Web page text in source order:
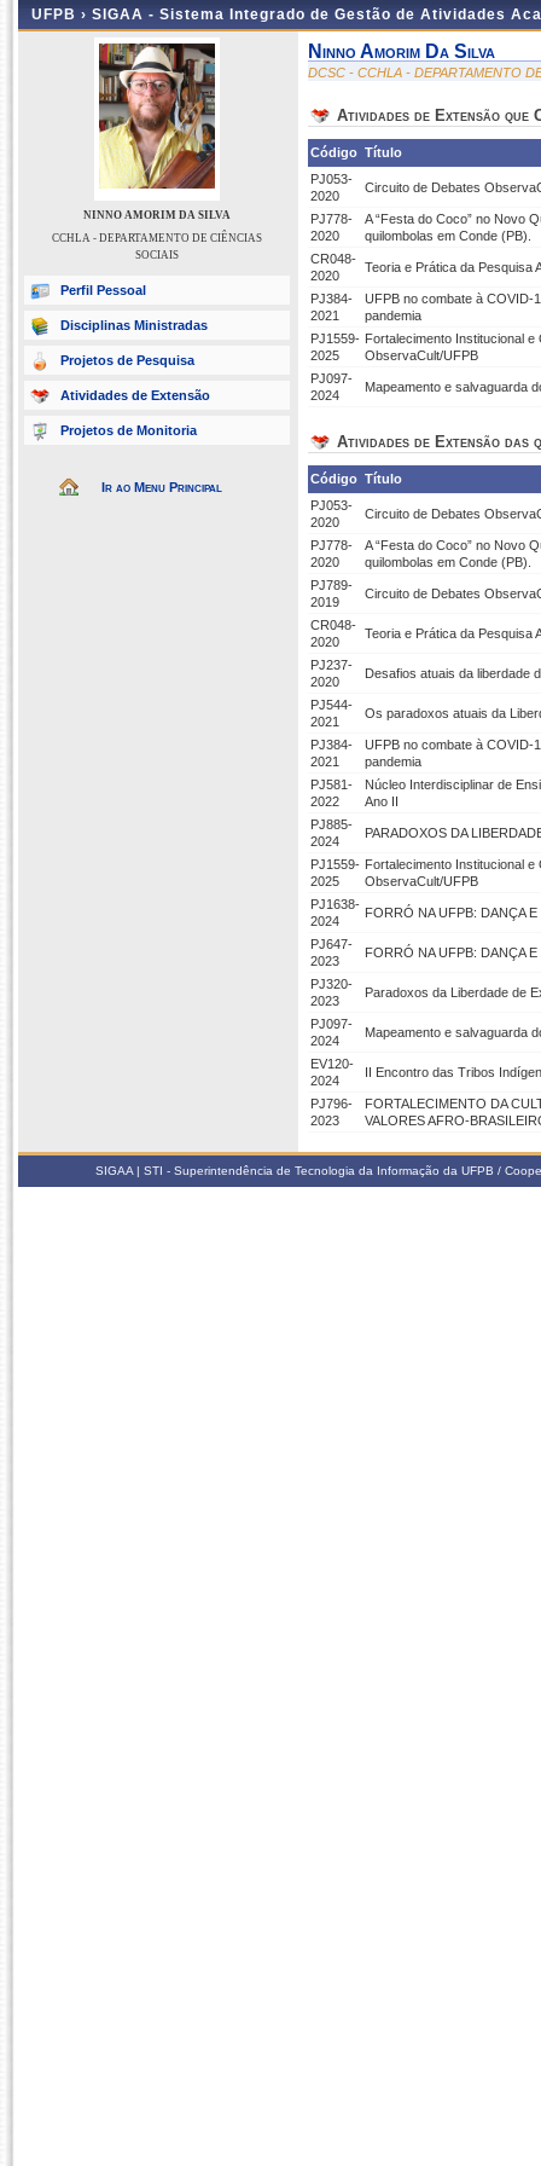
UFPB › SIGAA - Sistema Integrado de Gestão de Atividades
NINNO AMORIM DA SILVA
CCHLA - DEPARTAMENTO DE CIÊNCIAS
SOCIAIS
Perfil Pessoal
Disciplinas Ministradas
Projetos de Pesquisa
Atividades de Extensão
Projetos de Monitoria
Ir ao Menu Principal
Ninno Amorim Da Silva
DCSC - CCHLA - DEPARTAMENTO
Atividades de Extensão que
Código Título
PJ053-
2020
Circuito de Debates
PJ778-
2020
A “Festa do Coco” no Novo
quilombolas em Conde (PB).
CR048-
2020
Teoria e Prática da Pesquisa
PJ384-
2021
UFPB no combate à COVID-
pandemia
PJ1559-
2025
Fortalecimento Institucional
ObservaCult/UFPB
PJ097-
2024
Mapeamento e salvaguarda
Atividades de Extensão das
Código Título
PJ053-
2020
Circuito de Debates
PJ778-
2020
A “Festa do Coco” no Novo
quilombolas em Conde (PB).
PJ789-
2019
Circuito de Debates
CR048-
2020
Teoria e Prática da Pesquisa
PJ237-
2020
Desafios atuais da liberdade
PJ544-
2021
Os paradoxos atuais da
PJ384-
2021
UFPB no combate à COVID-
pandemia
PJ581-
2022
Núcleo Interdisciplinar de
Ano II
PJ885-
2024
PARADOXOS DA
PJ1559-
2025
Fortalecimento Institucional
ObservaCult/UFPB
PJ1638-
2024
FORRÓ NA UFPB: DANÇA
PJ647-
2023
FORRÓ NA UFPB: DANÇA
PJ320-
2023
Paradoxos da Liberdade de
PJ097-
2024
Mapeamento e salvaguarda
EV120-
2024
II Encontro das Tribos
PJ796-
2023
FORTALECIMENTO DA
VALORES AFRO-
SIGAA | STI - Superintendência de Tecnologia da Informação da UFPB /